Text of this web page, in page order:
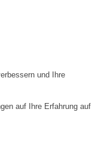
und Ihre
auf Ihre Erfahrung auf